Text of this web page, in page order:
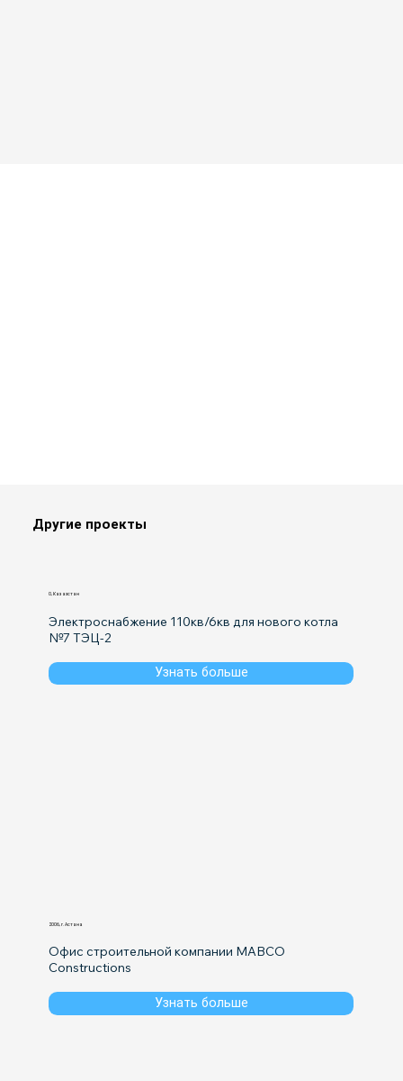
Другие проекты
0, Казахстан
Электроснабжение 110кв/6кв для нового котла
№7 ТЭЦ-2
Узнать больше
2006, г. Астана
Офис строительной компании MABCO
Constructions
Узнать больше